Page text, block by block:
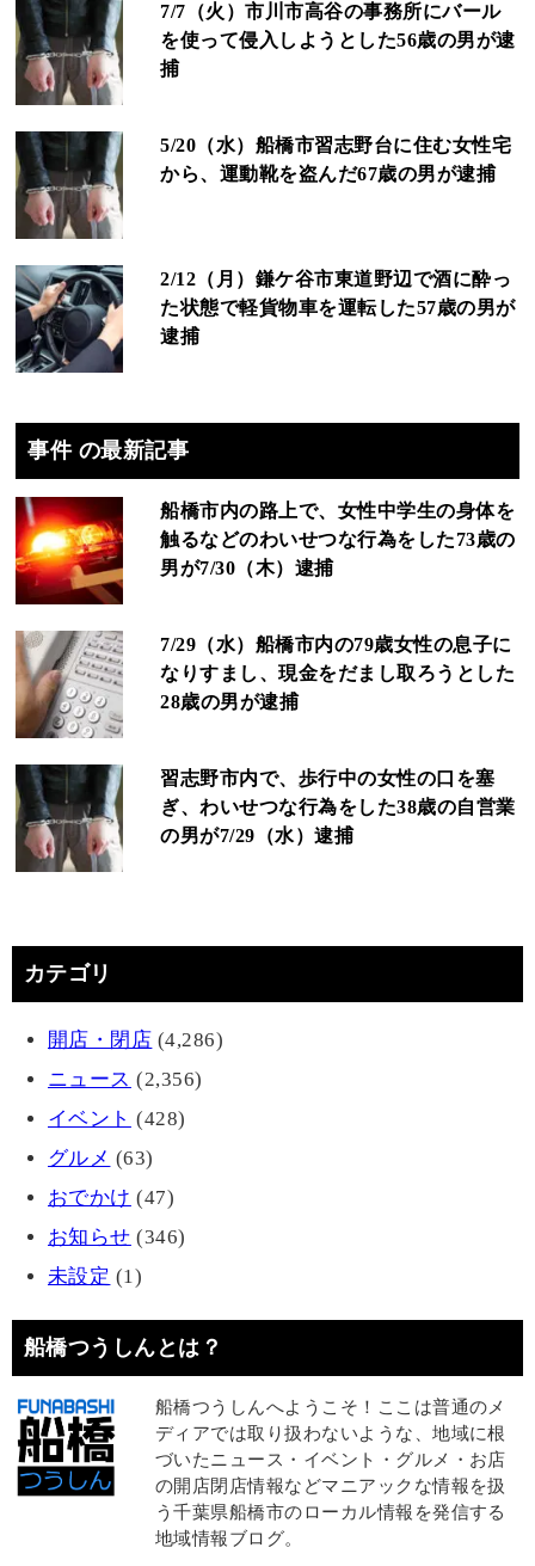
7/7（火）市川市高谷の事務所にバール
を使って侵入しようとした56歳の男が逮
捕
5/20（水）船橋市習志野台に住む女性宅
から、運動靴を盗んだ67歳の男が逮捕
2/12（月）鎌ケ谷市東道野辺で酒に酔っ
た状態で軽貨物車を運転した57歳の男が
逮捕
事件 の最新記事
船橋市内の路上で、女性中学生の身体を
触るなどのわいせつな行為をした73歳の
男が7/30（木）逮捕
7/29（水）船橋市内の79歳女性の息子に
なりすまし、現金をだまし取ろうとした
28歳の男が逮捕
習志野市内で、歩行中の女性の口を塞
ぎ、わいせつな行為をした38歳の自営業
の男が7/29（水）逮捕
カテゴリ
開店・閉店 (4,286)
ニュース (2,356)
イベント (428)
グルメ (63)
おでかけ (47)
お知らせ (346)
未設定 (1)
船橋つうしんとは？
船橋つうしんへようこそ！ここは普通のメ
ディアでは取り扱わないような、地域に根
づいたニュース・イベント・グルメ・お店
の開店閉店情報などマニアックな情報を扱
う千葉県船橋市のローカル情報を発信する
地域情報ブログ。